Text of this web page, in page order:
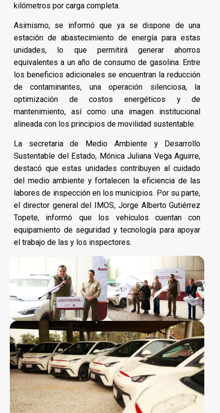
kilómetros por carga completa.
Asimismo, se informó que ya se dispone de una
estación de abastecimiento de energía para estas
unidades, lo que permitirá generar ahorros
equivalentes a un año de consumo de gasolina. Entre
los beneficios adicionales se encuentran la reducción
de contaminantes, una operación silenciosa, la
optimización de costos energéticos y de
mantenimiento, así como una imagen institucional
alineada con los principios de movilidad sustentable.
La secretaria de Medio Ambiente y Desarrollo
Sustentable del Estado, Mónica Juliana Vega Aguirre,
destacó que estas unidades contribuyen al cuidado
del medio ambiente y fortalecen la eficiencia de las
labores de inspección en los municipios. Por su parte,
el director general del IMOS, Jorge Alberto Gutiérrez
Topete, informó que los vehículos cuentan con
equipamiento de seguridad y tecnología para apoyar
el trabajo de las y los inspectores.